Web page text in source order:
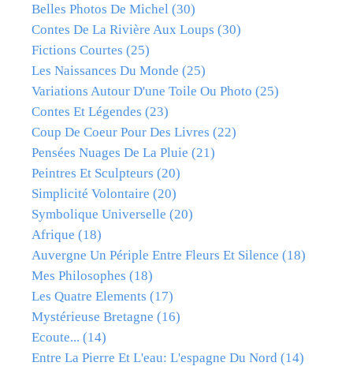
Belles Photos De Michel (30)
Contes De La Rivière Aux Loups (30)
Fictions Courtes (25)
Les Naissances Du Monde (25)
Variations Autour D'une Toile Ou Photo (25)
Contes Et Légendes (23)
Coup De Coeur Pour Des Livres (22)
Pensées Nuages De La Pluie (21)
Peintres Et Sculpteurs (20)
Simplicité Volontaire (20)
Symbolique Universelle (20)
Afrique (18)
Auvergne Un Périple Entre Fleurs Et Silence (18)
Mes Philosophes (18)
Les Quatre Elements (17)
Mystérieuse Bretagne (16)
Ecoute... (14)
Entre La Pierre Et L'eau: L'espagne Du Nord (14)